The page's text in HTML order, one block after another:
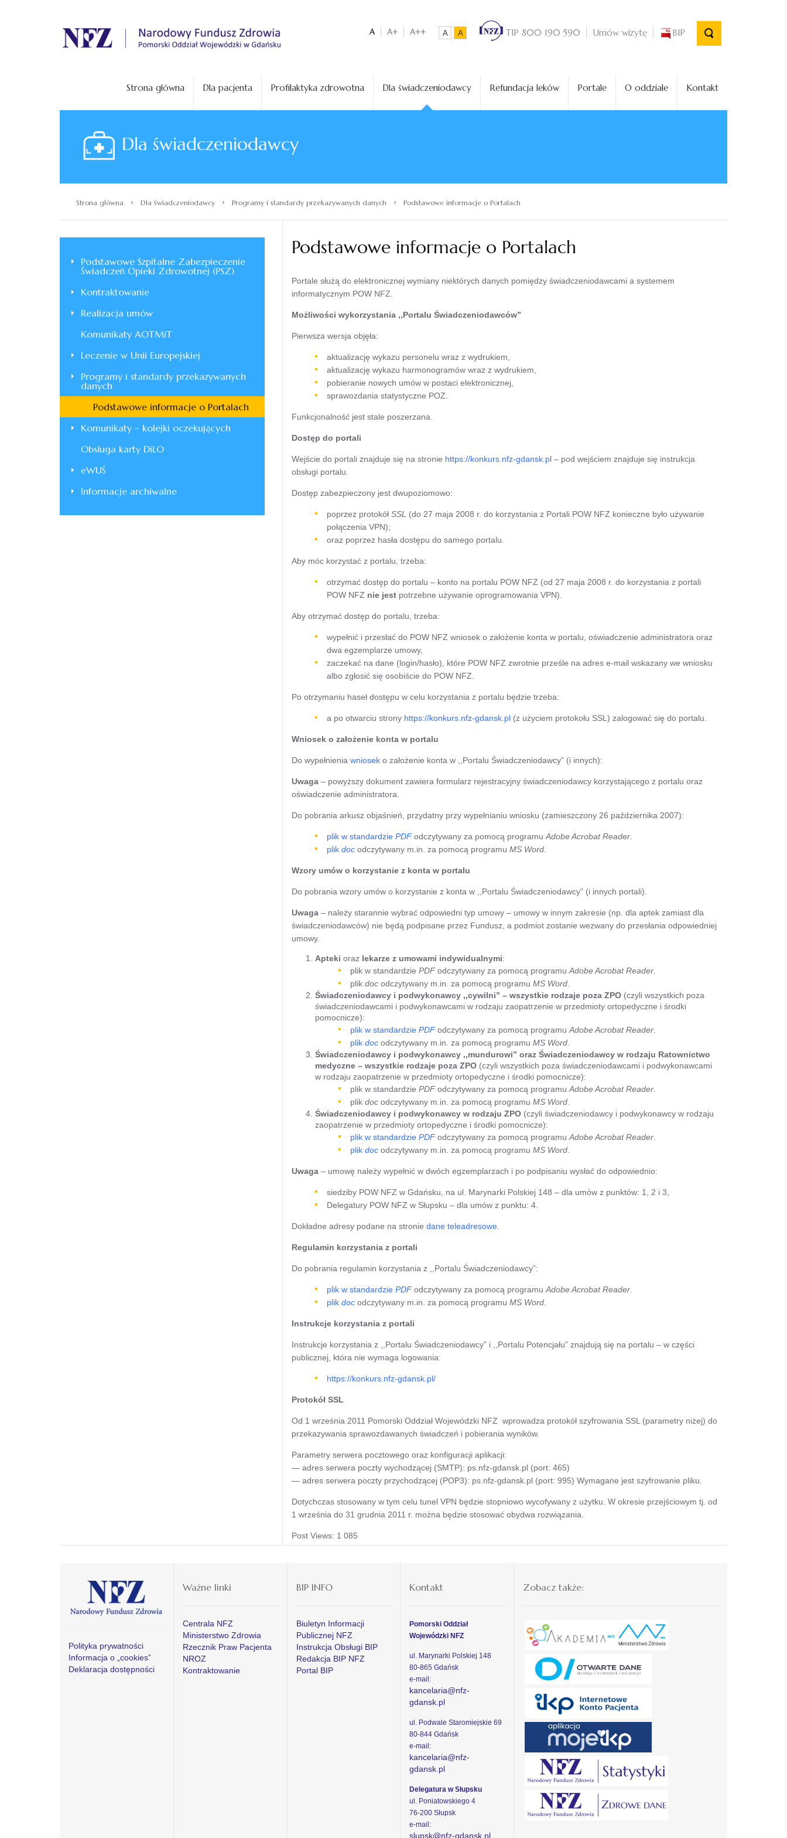
. A A+ A++ A A TIP 800 190 590 Umów wizytę BIP
Strona główna Dla pacjenta Profilaktyka zdrowotna Dla świadczeniodawcy Refundacja leków Portale O oddziale Kontakt
Dla świadczeniodawcy
Strona główna › Dla świadczeniodawcy › Programy i standardy przekazywanych danych › Podstawowe informacje o Portalach
Podstawowe Szpitalne Zabezpieczenie
Świadczeń Opieki Zdrowotnej (PSZ)
Kontraktowanie
Realizacja umów
Komunikaty AOTMiT
Leczenie w Unii Europejskiej
Programy i standardy przekazywanych
danych
Podstawowe informacje o Portalach
Komunikaty – kolejki oczekujących
Obsługa karty DiLO
eWUŚ
Informacje archiwalne
Podstawowe informacje o Portalach
Portale służą do elektronicznej wymiany niektórych danych pomiędzy świadczeniodawcami a systemem
informatycznym POW NFZ.
Możliwości wykorzystania ,,Portalu Świadczeniodawców”
Pierwsza wersja objęła:
aktualizację wykazu personelu wraz z wydrukiem,
aktualizację wykazu harmonogramów wraz z wydrukiem,
pobieranie nowych umów w postaci elektronicznej,
sprawozdania statystyczne POZ.
Funkcjonalność jest stale poszerzana.
Dostęp do portali
Wejście do portali znajduje się na stronie https://konkurs.nfz-gdansk.pl – pod wejściem znajduje się instrukcja
obsługi portalu.
Dostęp zabezpieczony jest dwupoziomowo:
poprzez protokół SSL (do 27 maja 2008 r. do korzystania z Portali POW NFZ konieczne było używanie
połączenia VPN);
oraz poprzez hasła dostępu do samego portalu.
Aby móc korzystać z portalu, trzeba:
otrzymać dostęp do portalu – konto na portalu POW NFZ (od 27 maja 2008 r. do korzystania z portali
POW NFZ nie jestpotrzebne używanie oprogramowania VPN).
Aby otrzymać dostęp do portalu, trzeba:
wypełnić i przesłać do POW NFZ wniosek o założenie konta w portalu, oświadczenie administratora oraz
dwa egzemplarze umowy,
zaczekać na dane (login/hasło), które POW NFZ zwrotnie prześle na adres e-mail wskazany we wniosku
albo zgłosić się osobiście do POW NFZ.
Po otrzymaniu haseł dostępu w celu korzystania z portalu będzie trzeba:
a po otwarciu strony https://konkurs.nfz-gdansk.pl(z użyciem protokołu SSL) zalogować się do portalu.
Wniosek o założenie konta w portalu
Do wypełnienia wnioseko założenie konta w ,,Portalu Świadczeniodawcy” (i innych):
Uwaga– powyższy dokument zawiera formularz rejestracyjny świadczeniodawcy korzystającego z portalu oraz
oświadczenie administratora.
Do pobrania arkusz objaśnień, przydatny przy wypełnianiu wniosku (zamieszczony 26 października 2007):
plik w standardzie PDFodczytywany za pomocą programu Adobe Acrobat Reader.
plik docodczytywany m.in. za pomocą programu MS Word.
Wzory umów o korzystanie z konta w portalu
Do pobrania wzory umów o korzystanie z konta w ,,Portalu Świadczeniodawcy” (i innych portali).
Uwaga– należy starannie wybrać odpowiedni typ umowy – umowy w innym zakresie (np. dla aptek zamiast dla
świadczeniodawców) nie będą podpisane przez Fundusz, a podmiot zostanie wezwany do przesłania odpowiedniej
umowy.
Apteki oraz lekarze z umowami indywidualnymi:
plik w standardzie PDFodczytywany za pomocą programu Adobe Acrobat Reader.
plik docodczytywany m.in. za pomocą programu MS Word.
Świadczeniodawcy i podwykonawcy ,,cywilni” – wszystkie rodzaje poza ZPO(czyli wszystkich poza
świadczeniodawcami i podwykonawcami w rodzaju zaopatrzenie w przedmioty ortopedyczne i środki
pomocnicze):
plik w standardzie PDFodczytywany za pomocą programu Adobe Acrobat Reader.
plik docodczytywany m.in. za pomocą programu MS Word.
Świadczeniodawcy i podwykonawcy ,,mundurowi” oraz Świadczeniodawcy w rodzaju Ratownictwo
medyczne – wszystkie rodzaje poza ZPO(czyli wszystkich poza świadczeniodawcami i podwykonawcami
w rodzaju zaopatrzenie w przedmioty ortopedyczne i środki pomocnicze):
plik w standardzie PDFodczytywany za pomocą programu Adobe Acrobat Reader.
plik docodczytywany m.in. za pomocą programu MS Word.
Świadczeniodawcy i podwykonawcy w rodzaju ZPO(czyli świadczeniodawcy i podwykonawcy w rodzaju
zaopatrzenie w przedmioty ortopedyczne i środki pomocnicze):
plik w standardzie PDFodczytywany za pomocą programu Adobe Acrobat Reader.
plik docodczytywany m.in. za pomocą programu MS Word.
Uwaga– umowę należy wypełnić w dwóch egzemplarzach i po podpisaniu wysłać do odpowiednio:
siedziby POW NFZ w Gdańsku, na ul. Marynarki Polskiej 148 – dla umów z punktów: 1, 2 i 3,
Delegatury POW NFZ w Słupsku – dla umów z punktu: 4.
Dokładne adresy podane na stronie dane teleadresowe.
Regulamin korzystania z portali
Do pobrania regulamin korzystania z ,,Portalu Świadczeniodawcy”:
plik w standardzie PDFodczytywany za pomocą programu Adobe Acrobat Reader.
plik docodczytywany m.in. za pomocą programu MS Word.
Instrukcje korzystania z portali
Instrukcje korzystania z ,,Portalu Świadczeniodawcy” i ,,Portalu Potencjału” znajdują się na portalu – w części
publicznej, która nie wymaga logowania:
https://konkurs.nfz-gdansk.pl/
Protokół SSL
Od 1 września 2011 Pomorski Oddział Wojewódzki NFZ wprowadza protokół szyfrowania SSL (parametry niżej) do
przekazywania sprawozdawanych świadczeń i pobierania wyników.
Parametry serwera pocztowego oraz konfiguracji aplikacji:
— adres serwera poczty wychodzącej (SMTP): ps.nfz-gdansk.pl (port: 465)
— adres serwera poczty przychodzącej (POP3): ps.nfz-gdansk.pl (port: 995) Wymagane jest szyfrowanie pliku.
Dotychczas stosowany w tym celu tunel VPN będzie stopniowo wycofywany z użytku. W okresie przejściowym tj. od
1 września do 31 grudnia 2011 r. można będzie stosować obydwa rozwiązania.
Post Views: 1 085
Polityka prywatności
Informacja o „cookies”
Deklaracja dostępności
Ważne linki
Centrala NFZ
Ministerstwo Zdrowia
Rzecznik Praw Pacjenta
NROZ
Kontraktowanie
BIP INFO
Biuletyn Informacji
Publicznej NFZ
Instrukcja Obsługi BIP
Redakcja BIP NFZ
Portal BIP
Kontakt
Pomorski Oddział
Wojewódzki NFZ
ul. Marynarki Polskiej 148
80-865 Gdańsk
e-mail:
kancelaria@nfz-
gdansk.pl
ul. Podwale Staromiejskie 69
80-844 Gdańsk
e-mail:
kancelaria@nfz-
gdansk.pl
Delegatura w Słupsku
ul. Poniatowskiego 4
76-200 Słupsk
e-mail:
slupsk@nfz-gdansk.pl
Zobacz także: